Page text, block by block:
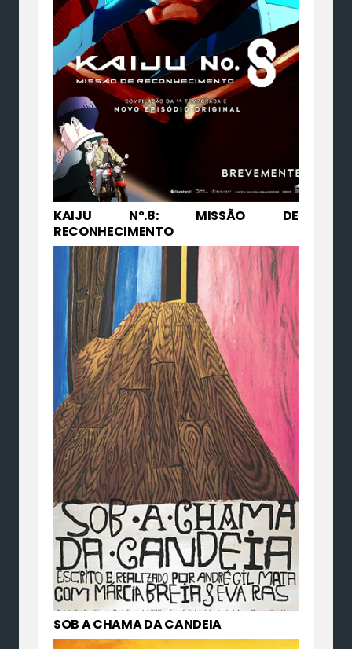
KAIJU Nº.8: MISSÃO DE
RECONHECIMENTO
SOB A CHAMA DA CANDEIA